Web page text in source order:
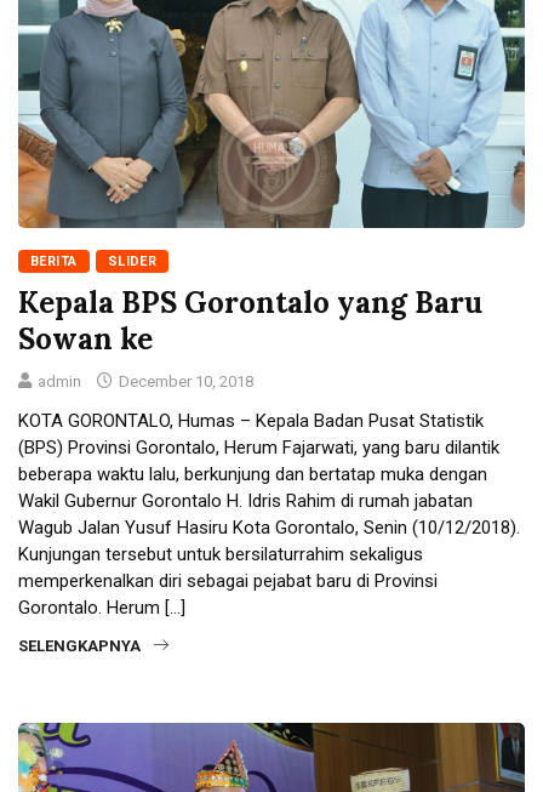
BERITA SLIDER
Kepala BPS Gorontalo yang Baru
Sowan ke
admin December 10, 2018
KOTA GORONTALO, Humas – Kepala Badan Pusat Statistik
(BPS) Provinsi Gorontalo, Herum Fajarwati, yang baru dilantik
beberapa waktu lalu, berkunjung dan bertatap muka dengan
Wakil Gubernur Gorontalo H. Idris Rahim di rumah jabatan
Wagub Jalan Yusuf Hasiru Kota Gorontalo, Senin (10/12/2018).
Kunjungan tersebut untuk bersilaturrahim sekaligus
memperkenalkan diri sebagai pejabat baru di Provinsi
Gorontalo. Herum […]
SELENGKAPNYA